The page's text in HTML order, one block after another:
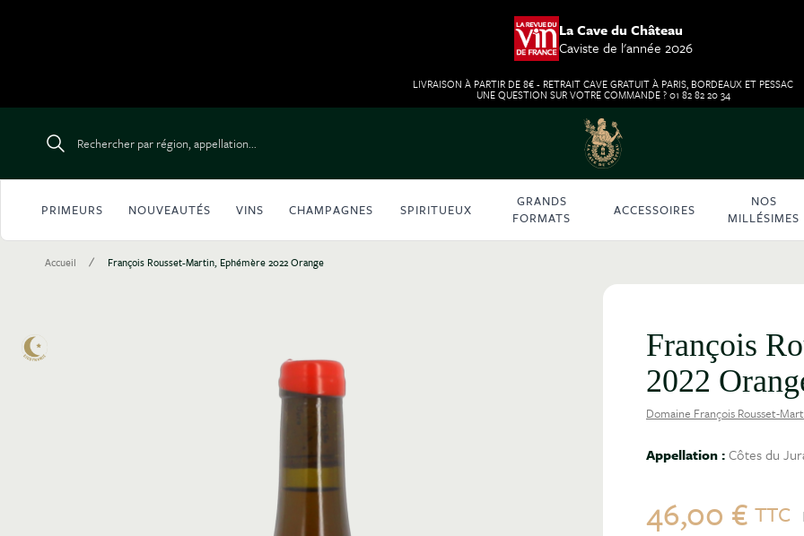
La Cave du Château
Caviste de l'année 2026
LIVRAISON À PARTIR DE 8€ - RETRAIT CAVE GRATUIT À PARIS, BORDEAUX ET PESSAC
UNE QUESTION SUR VOTRE COMMANDE ? 01 82 82 20 34
Rechercher par région, appellation...
PRIMEURS NOUVEAUTÉS VINS CHAMPAGNES SPIRITUEUX
GRANDS
FORMATS
ACCESSOIRES
NOS
MILLÉSIMES
Accueil / François Rousset-Martin, Ephémère 2022 Orange
François
2022
Domaine François Rousset-
Appellation :Côtes du
46,00 € TTC